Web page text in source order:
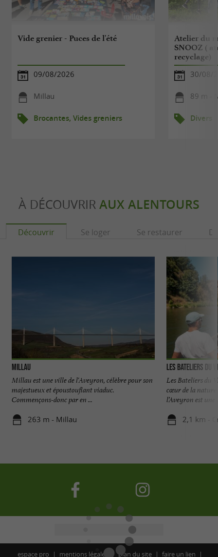
Vide grenier - Puces de l'été
09/08/2026
Millau
Brocantes, Vides greniers
Atelier du
SNOOZ (
recyclage)
30/08/
89 m -
Divers
À DÉCOUVRIR AUX ALENTOURS
Découvrir Se loger Se restaurer
Millau
Millau est une ville de l'Aveyron, célèbre pour son
majestueux et époustouflant viaduc.
Commençons-donc par en ...
263 m - Millau
Les Bateliers du
Les Bateliers du
cœur de la nature
l’Aveyron est une
2,1 km -
espace pro mentions légales plan du site faire un lien